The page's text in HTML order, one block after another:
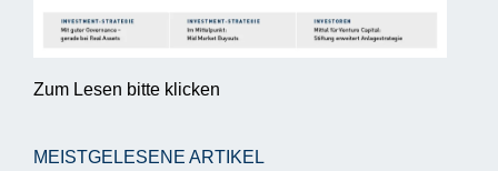
Zum Lesen bitte klicken
MEISTGELESENE ARTIKEL